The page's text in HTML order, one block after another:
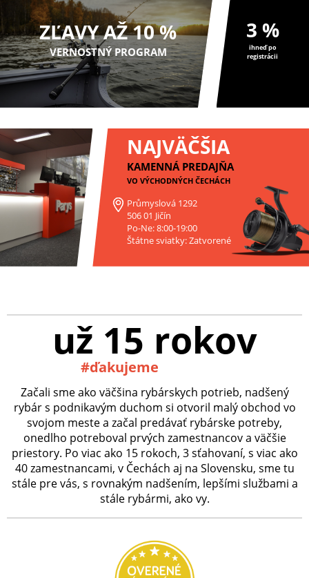
ZĽAVY AŽ 10 %
VERNOSTNÝ PROGRAM
3 %
ihneď po
registrácii
NAJVÄČŠIA
KAMENNÁ PREDAJŇA
VO VÝCHODNÝCH ČECHÁCH
Průmyslová 1292
506 01 Jičín
Po-Ne: 8:00-19:00
Štátne sviatky: Zatvorené
už 15 rokov
#ďakujeme
Začali sme ako väčšina rybárskych potrieb, nadšený
rybár s podnikavým duchom si otvoril malý obchod vo
svojom meste a začal predávať rybárske potreby,
onedlho potreboval prvých zamestnancov a väčšie
priestory. Po viac ako 15 rokoch, 3 sťahovaní, s viac ako
40 zamestnancami, v Čechách aj na Slovensku, sme tu
stále pre vás, s rovnakým nadšením, lepšími službami a
stále rybármi, ako vy.